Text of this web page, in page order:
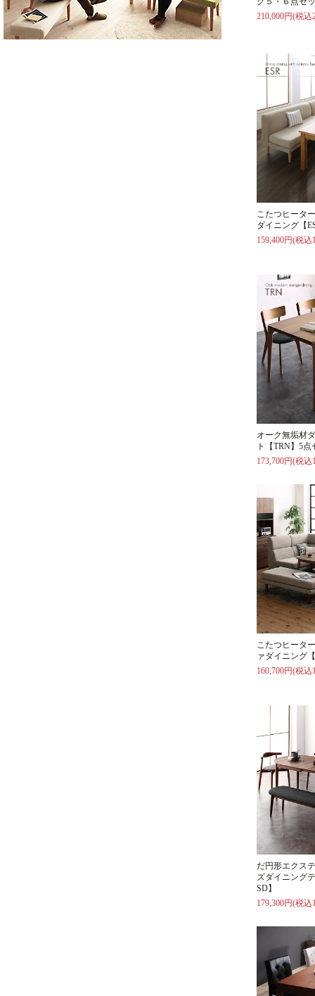
210,000円(税込
こたつヒータ
ダイニング【
159,400円(税込
オーク無垢材
ト【TRN】5点
173,700円(税込
こたつヒータ
ァダイニング
160,700円(税込
だ円形エクス
ズダイニング
SD】
179,300円(税込